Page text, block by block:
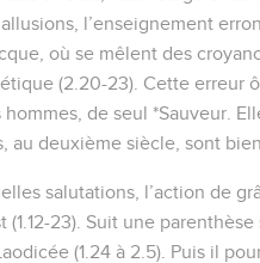
l’enseignement
où se mêlent des
(2.20-23). Cette erreur
de seul *Sauveur.
au deuxième siècle, sont
salutations, l’action de
(1.12-23). Suit une
(1.24 à 2.5). Puis il